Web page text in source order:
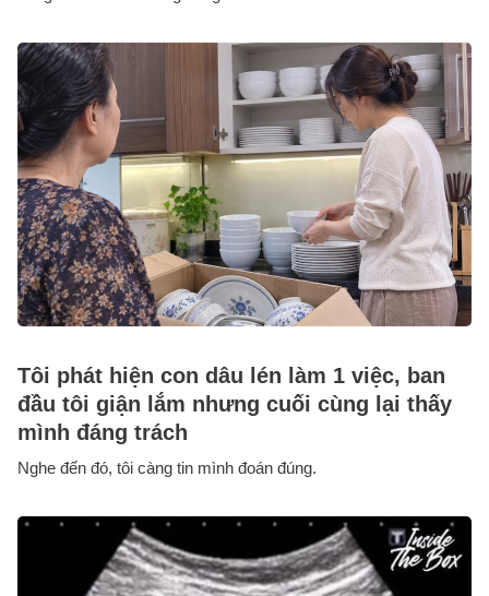
Tôi phát hiện con dâu lén làm 1 việc, ban
đầu tôi giận lắm nhưng cuối cùng lại thấy
mình đáng trách
Nghe đến đó, tôi càng tin mình đoán đúng.